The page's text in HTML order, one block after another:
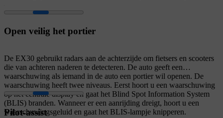
Open veilig het portier
De EX30 gebruikt radars aan de achterzijde om fietsers en scooters
die van achteren naderen te detecteren. De auto geeft een
waarschuwing als iemand in de auto een portier wil openen. De
waarschuwing heeft twee niveaus. Eerst hoort u een waarschuwing
op het centrale display en gaat het Blind Spot Information System
(BLIS) branden. Wanneer er een aanrijding dreigt, hoort u een
waarschuwingsgeluid en gaat het BLIS-lampje knipperen.
Pilot-assist